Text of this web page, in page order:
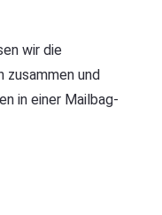
wir die
zusammen und
in einer Mailbag-